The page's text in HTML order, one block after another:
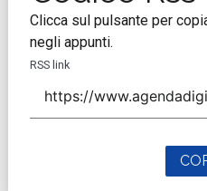
Clicca sul pulsante per
negli appunti.
RSS link